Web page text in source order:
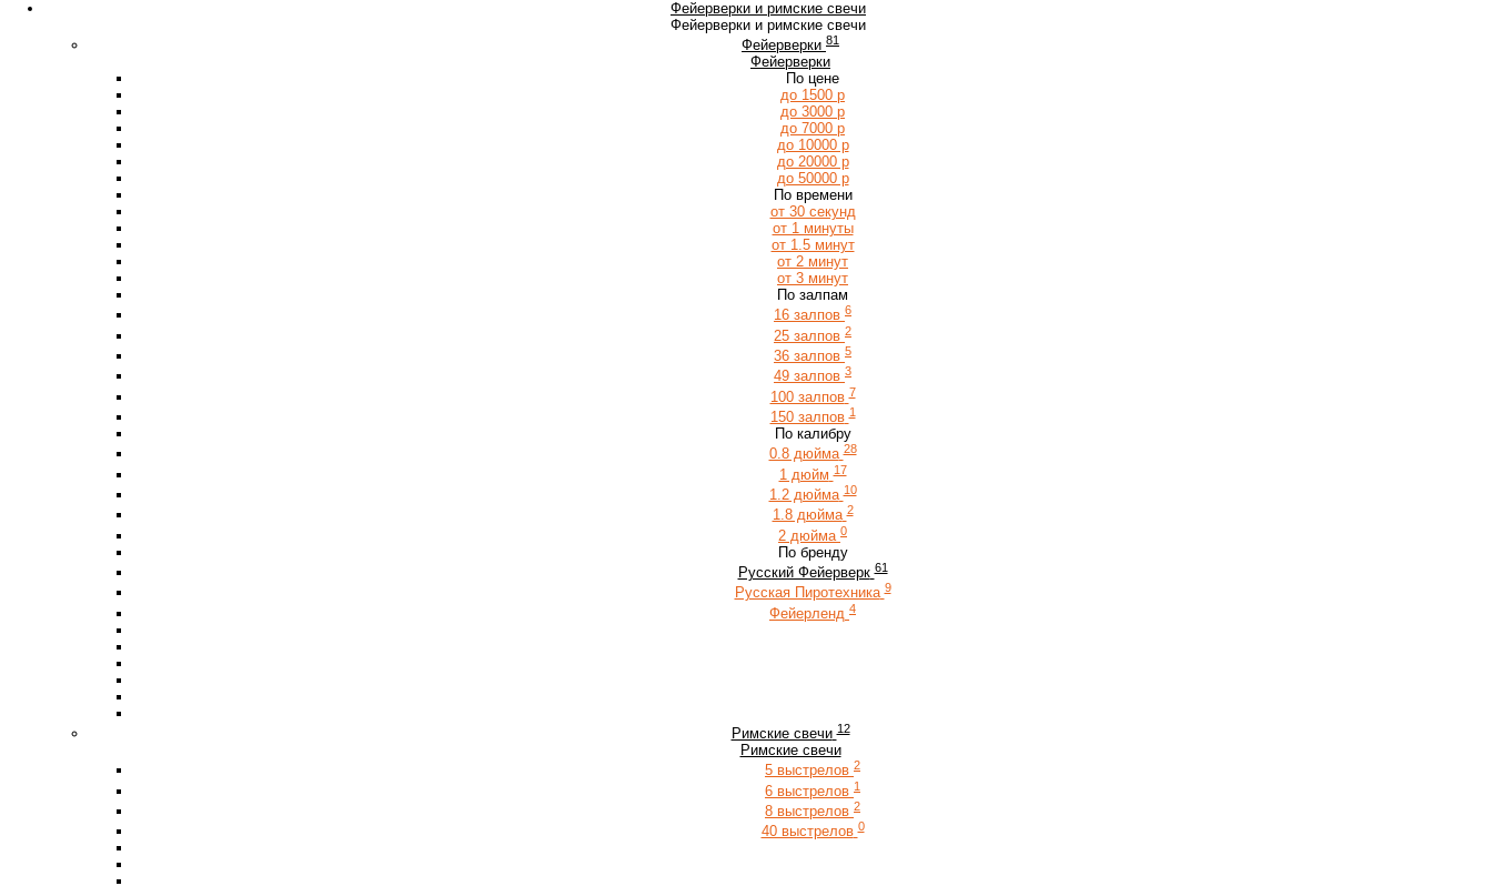
Фейерверки и римские свечи
Фейерверки и римские свечи
Фейерверки 81
Фейерверки
По цене
до 1500 р
до 3000 р
до 7000 р
до 10000 р
до 20000 р
до 50000 р
По времени
от 30 секунд
от 1 минуты
от 1.5 минут
от 2 минут
от 3 минут
По залпам
16 залпов 6
25 залпов 2
36 залпов 5
49 залпов 3
100 залпов 7
150 залпов 1
По калибру
0.8 дюйма 28
1 дюйм 17
1.2 дюйма 10
1.8 дюйма 2
2 дюйма 0
По бренду
Русский Фейерверк 61
Русская Пиротехника 9
Фейерленд 4
Римские свечи 12
Римские свечи
5 выстрелов 2
6 выстрелов 1
8 выстрелов 2
40 выстрелов 0